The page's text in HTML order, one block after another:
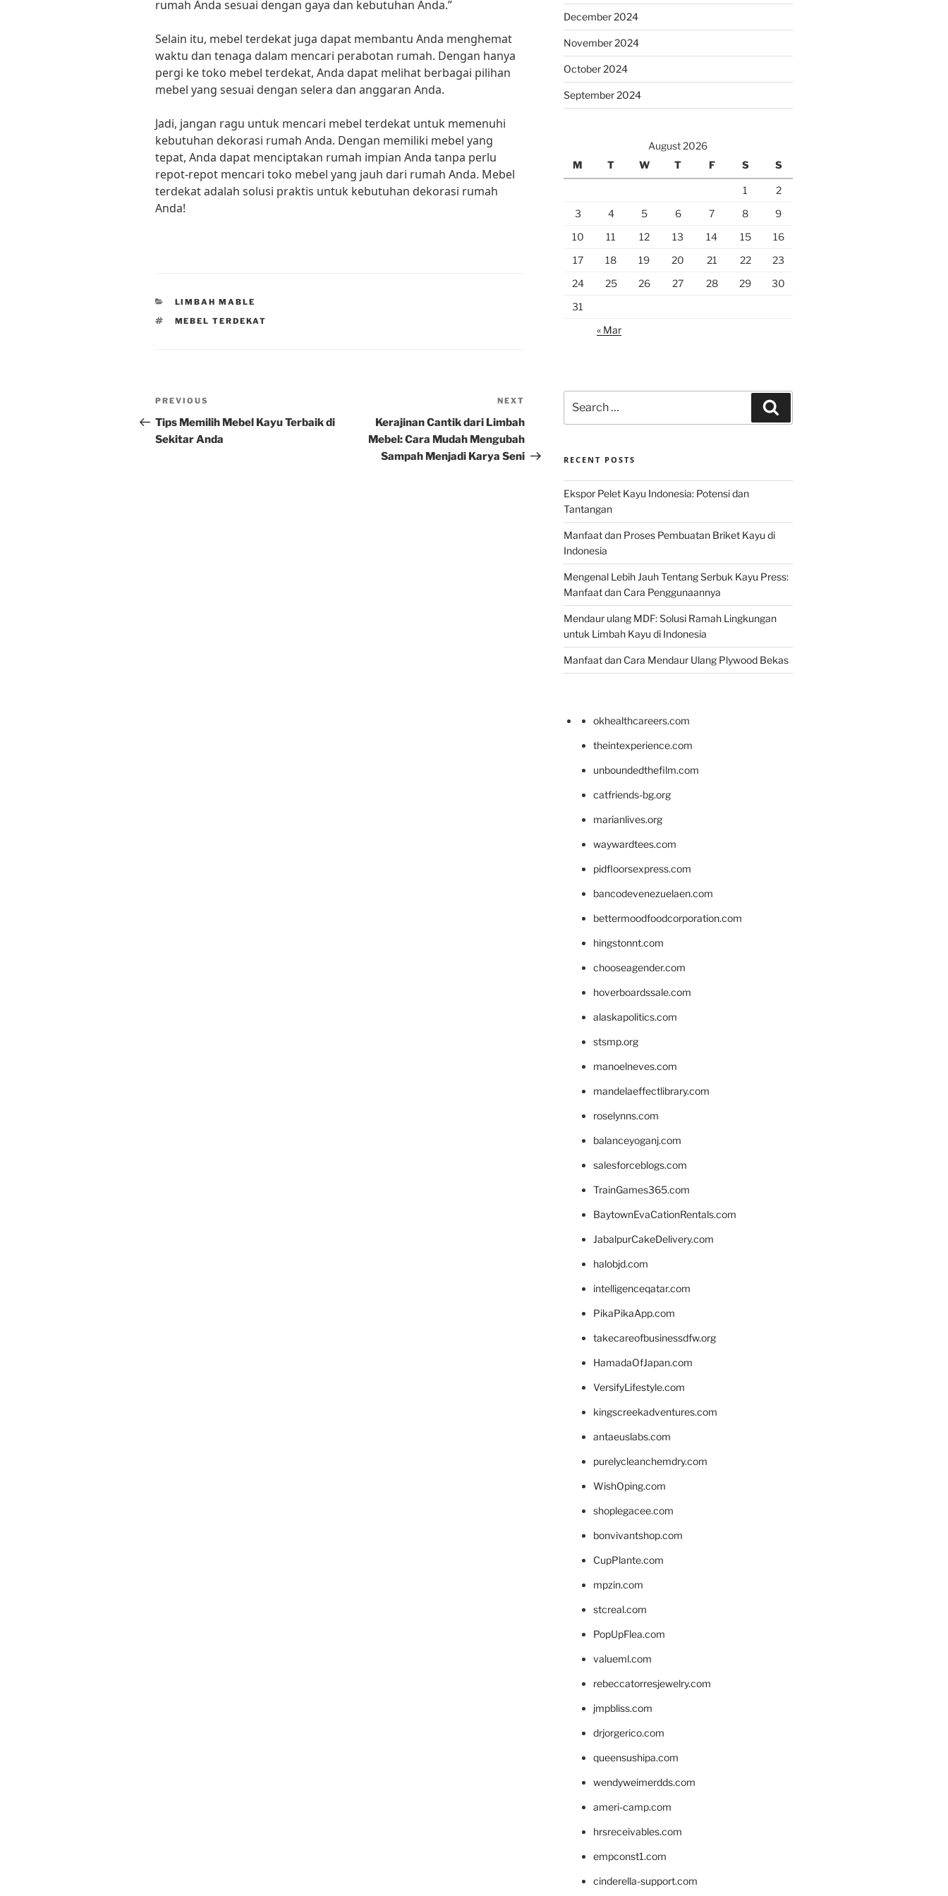
rumah Anda sesuai dengan gaya dan kebutuhan Anda.”
Selain itu, mebel terdekat juga dapat membantu Anda menghemat
waktu dan tenaga dalam mencari perabotan rumah. Dengan hanya
pergi ke toko mebel terdekat, Anda dapat melihat berbagai pilihan
mebel yang sesuai dengan selera dan anggaran Anda.
Jadi, jangan ragu untuk mencari mebel terdekat untuk memenuhi
kebutuhan dekorasi rumah Anda. Dengan memiliki mebel yang
tepat, Anda dapat menciptakan rumah impian Anda tanpa perlu
repot-repot mencari toko mebel yang jauh dari rumah Anda. Mebel
terdekat adalah solusi praktis untuk kebutuhan dekorasi rumah
Anda!
CATEGORIES
LIMBAH MABLE
TAGS
MEBEL TERDEKAT
Post
navigation
Previous
Post
PREVIOUS
Tips Memilih Mebel Kayu Terbaik di
Sekitar Anda
Post
NEXT
Kerajinan Cantik dari Limbah
Mebel: Cara Mudah Mengubah
Sampah Menjadi Karya Seni
December 2024
November 2024
October 2024
September 2024
August 2026
M
T W T F S S
1
2
3
4 5 6 7 8
9
10
11 12 13 14 15
16
17
18 19 20 21 22
23
24
25 26 27 28 29
30
31
« Mar
for:
RECENT POSTS
Ekspor Pelet Kayu Indonesia: Potensi dan
Tantangan
Manfaat dan Proses Pembuatan Briket Kayu di
Indonesia
Mengenal Lebih Jauh Tentang Serbuk Kayu Press:
Manfaat dan Cara Penggunaannya
Mendaur ulang MDF: Solusi Ramah Lingkungan
untuk Limbah Kayu di Indonesia
Manfaat dan Cara Mendaur Ulang Plywood Bekas
okhealthcareers.com
theintexperience.com
unboundedthefilm.com
catfriends-bg.org
marianlives.org
waywardtees.com
pidfloorsexpress.com
bancodevenezuelaen.com
bettermoodfoodcorporation.com
hingstonnt.com
chooseagender.com
hoverboardssale.com
alaskapolitics.com
stsmp.org
manoelneves.com
mandelaeffectlibrary.com
roselynns.com
balanceyoganj.com
salesforceblogs.com
TrainGames365.com
BaytownEvaCationRentals.com
JabalpurCakeDelivery.com
halobjd.com
intelligenceqatar.com
PikaPikaApp.com
takecareofbusinessdfw.org
HamadaOfJapan.com
VersifyLifestyle.com
kingscreekadventures.com
antaeuslabs.com
purelycleanchemdry.com
WishOping.com
shoplegacee.com
bonvivantshop.com
CupPlante.com
mpzin.com
stcreal.com
PopUpFlea.com
valueml.com
rebeccatorresjewelry.com
jmpbliss.com
drjorgerico.com
queensushipa.com
wendyweimerdds.com
ameri-camp.com
hrsreceivables.com
empconst1.com
cinderella-support.com